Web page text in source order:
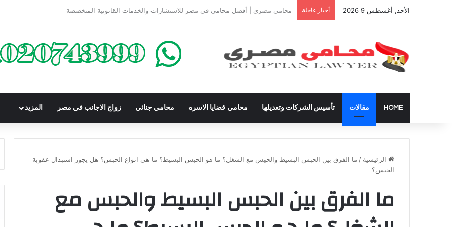
الأحد, أغسطس 9 2026 أخبار عاجلة دعوى تعيين قيم على المحكوم عليه بعقوبة سالبة للحرية | الشروط والصيغة القانونية
HOME مقالات تأسيس الشركات وتعديلها محامي قضايا الاسره محامي جنائي زواج الاجانب في مصر المزيد
الرئيسية / ما الفرق بين الحبس البسيط والحبس مع الشغل؟ ما هو الحبس البسيط؟ ما هي انواع الحبس؟ هل يجوز استبدال عقوبة
الحبس؟
ما الفرق بين الحبس البسيط والحبس مع